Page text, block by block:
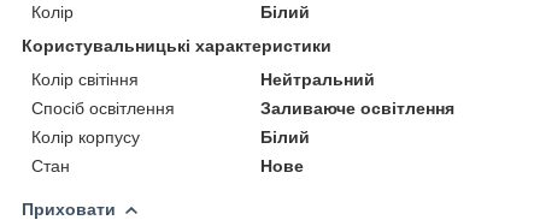
Колір
Білий
Користувальницькі характеристики
Колір світіння
Нейтральний
Спосіб освітлення
Заливаюче освітлення
Колір корпусу
Білий
Стан
Нове
Приховати